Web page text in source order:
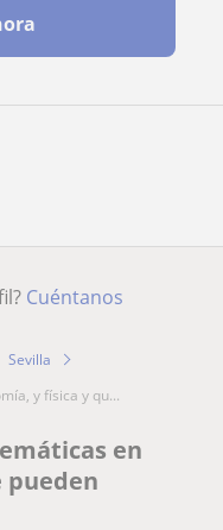
Cuéntanos
Sevilla
y física y qu...
en
pueden